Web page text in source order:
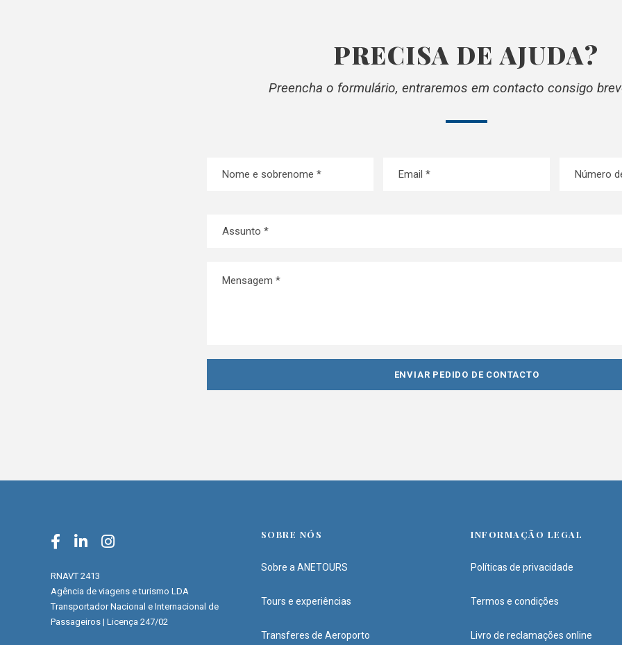
PRECISA DE AJUDA?
Preencha o formulário, entraremos em contacto consigo
RNAVT 2413
Agência de viagens e turismo LDA
Transportador Nacional e Internacional de
Passageiros | Licença 247/02
SOBRE NÓS
Sobre a ANETOURS
Tours e experiências
Transferes de Aeroporto
INFORMAÇÃO LEGAL
Políticas de privacidade
Termos e condições
Livro de reclamações online